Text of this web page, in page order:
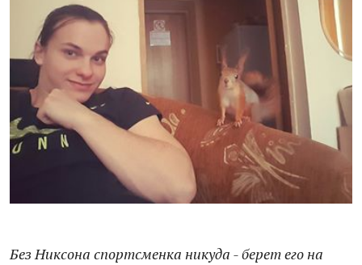
Без Никсона спортсменка никуда - берет его на